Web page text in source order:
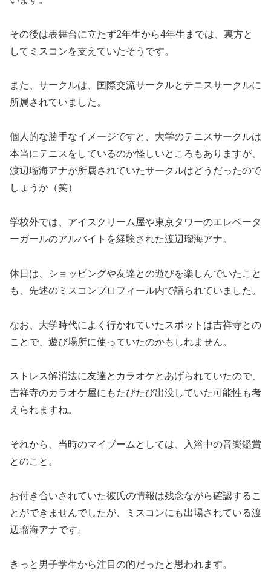
その後は表舞台に立たず2年生から4年生までは、裏方と
してミスコンを支えていたそうです。
また、サークルは、国際交流サークルとテニスサークルに
所属されていました。
個人的な勝手なイメージですと、大学のテニスサークルは
本当にテニスをしているのか怪しいところもありますが、
渡辺瑠海アナが所属されていたサークルはどうだったので
しょうか（笑）
学校外では、アイスクリーム屋や東京タワーのエレベータ
ーガールのアルバイトを経験された渡辺瑠海アナ。
休日は、ショッピングや友達との遊びを楽しんでいたこと
も、先述のミスコンプロフィール内で語られていました。
なお、大学時代によく行かれていたスポットは吉祥寺との
ことで、遊び場所に使っていたのかもしれません。
ストレス解消法に友達とカラオケとあげられていたので、
吉祥寺のカラオケ屋にもたびたび出没していた可能性も考
えられますね。
それから、当時のマイブームとしては、入浴中の音楽鑑賞
とのこと。
お付き合いされていた彼氏の情報は残念ながら確認するこ
とができませんでしたが、ミスコンにも出場されている渡
辺瑠海アナです。
きっと男子学生から注目の的だったと思われます。